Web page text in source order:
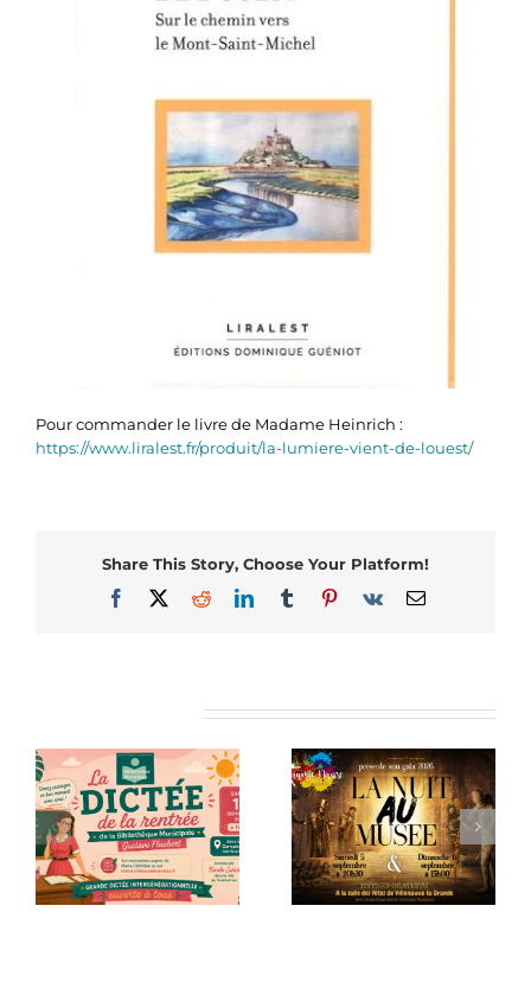
Pour commander le livre de Madame Heinrich :
https://www.liralest.fr/produit/la-lumiere-vient-de-louest/
Share This Story, Choose Your Platform!
Facebook
X RedditLinkedInTumblrPinterest
Vk Email